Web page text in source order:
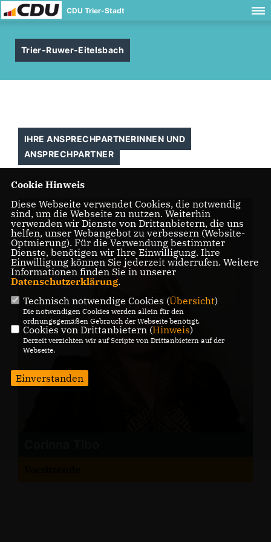
CDU Trier-Stadt
Trier-Ruwer-Eitelsbach
IHRE ANSPRECHPARTNERINNEN UND
ANSPRECHPARTNER
Cookie Hinweis
Diese Webseite verwendet Cookies, die notwendig
sind, um die Webseite zu nutzen. Weiterhin
verwenden wir Dienste von Drittanbietern, die uns
helfen, unser Webangebot zu verbessern (Website-
Optmierung). Für die Verwendung bestimmter
Dienste, benötigen wir Ihre Einwilligung. Ihre
Einwilligung können Sie jederzeit widerrufen. Weitere
Informationen finden Sie in unserer
Datenschutzerklärung.
Technisch notwendige Cookies (Übersicht)
Die notwendigen Cookies werden allein für den
ordnungsgemäßen Gebrauch der Webseite benötigt.
Cookies von Drittanbietern (Hinweis)
Derzeit verzichten wir auf Scripte von Drittanbietern auf der
Webseite.
Einverstanden